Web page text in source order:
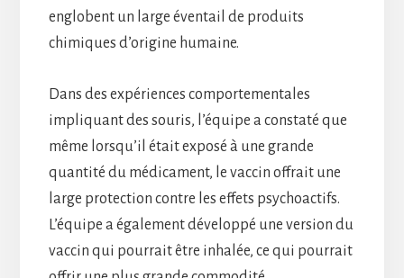
englobent un large éventail de produits
chimiques d’origine humaine.
Dans des expériences comportementales
impliquant des souris, l’équipe a constaté que
même lorsqu’il était exposé à une grande
quantité du médicament, le vaccin offrait une
large protection contre les effets psychoactifs.
L’équipe a également développé une version du
vaccin qui pourrait être inhalée, ce qui pourrait